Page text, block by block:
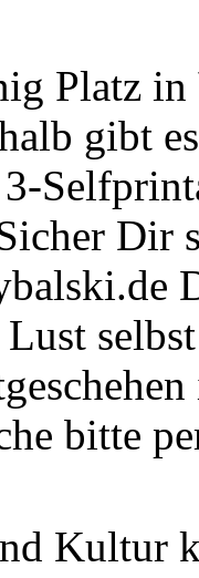
Platz in
gibt
Dir
bitte
Kultur